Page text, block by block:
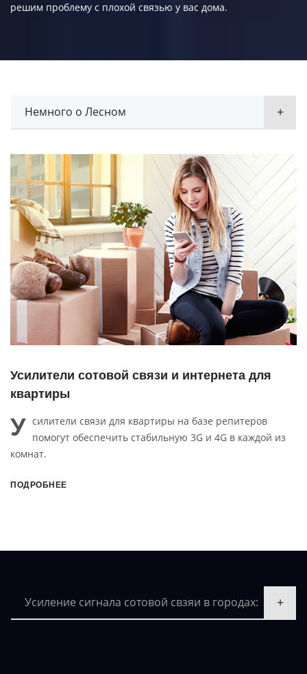
решим проблему с плохой связью у вас дома.
Немного о Лесном
Усилители сотовой связи и интернета для
офиса
У
силители связи для офиса на базе репитера,
внутренней и внешней антенн помогут обеспечить
стабильную сотовой связи и интернет в диапазонах 3G и
Усиление сигнала сотовой свзяи в городах: